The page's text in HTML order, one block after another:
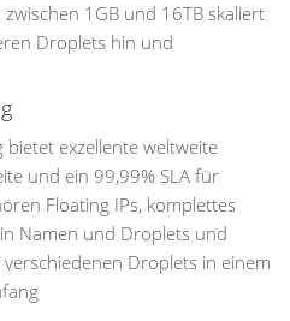
1GB und 16TB skaliert
Droplets hin und
bietet exzellente weltweite
und ein 99,99% SLA für
Floating IPs, komplettes
Namen und Droplets und
Droplets in einem